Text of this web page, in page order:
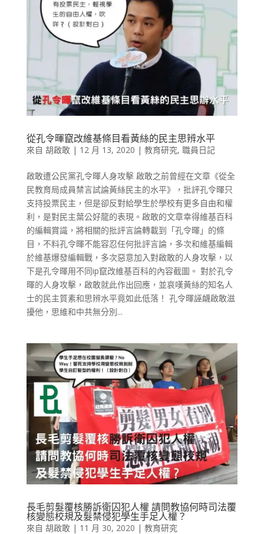
從孔令暉竄改維基條目看黃絲的民主思辨水平
來自 胡啟敢| 12 月 13, 2020 | 教育研究, 職員日記
啟敢遭公民黨孔令暉人身攻擊 啟敢之前曾經在文章《從全
民教育局成員禁言試論黃絲民主的水平》，批評孔令暉只
支持投票民主，但是卻反對給學生於學校有更多自由和權
利，是對民主葉公好龍的表現。啟敢的文章幸得維基百科
的編輯賞識，將相關的批評言論轉載到「孔令暉」的條
目，不料孔令暉不能容忍任何批評言論，多次和維基編輯
於維基爆發編輯戰，多次惡意加入對啟敢的人身攻擊，以
下是孔令暉用不同ip竄改維基百科的內容截圖。 對於孔令
暉的人身攻擊，啟敢就此作出回應，並哀嘆黃絲的知名人
士的民主質素和思辨水平竟如此低落！ 孔令暉誣衊啟敢滋
擾他，思維和中共無分別...
長毛剪髮覆核勝訴衛囚犯人權 請問教協何時司法覆
核變態校規及髮禁侵犯學生手足人權？
來自 胡啟敢| 11 月 30, 2020 | 教育研究